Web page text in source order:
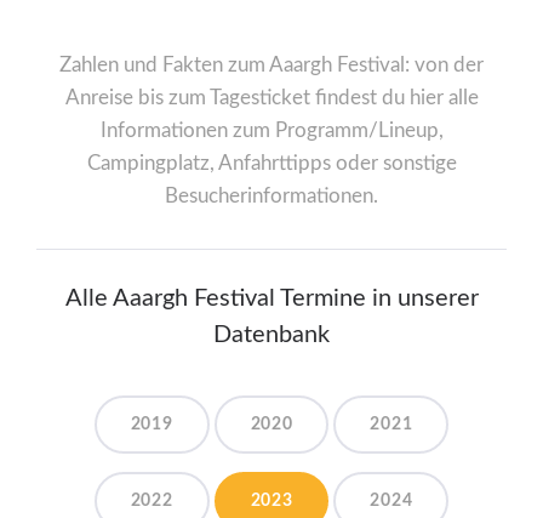
Zahlen und Fakten zum Aaargh Festival: von der
Anreise bis zum Tagesticket findest du hier alle
Informationen zum Programm/Lineup,
Campingplatz, Anfahrttipps oder sonstige
Besucherinformationen.
Alle Aaargh Festival Termine in unserer
Datenbank
2019 2020 2021
2022 2023 2024